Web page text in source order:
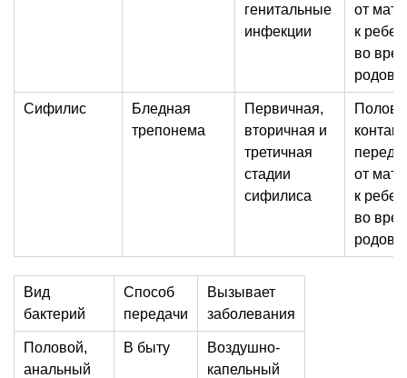
генитальные
инфекции
от
к
во
родов
Сифилис
Бледная
трепонема
Первичная,
вторичная и
третичная
стадии
сифилиса
контакт,
от
к
во
родов
Вид
бактерий
Способ
передачи
Вызывает
заболевания
Половой,
анальный
В быту
Воздушно-
капельный